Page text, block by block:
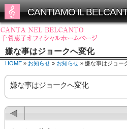
嫌な事はジョークへ変化
HOME » お知らせ » お知らせ » 嫌な事はジョー
嫌な事はジョークへ変化